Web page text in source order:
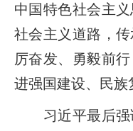
中国特色社会主
社会主义道路，
厉奋发、勇毅前
进强国建设、民族
习近平最后强